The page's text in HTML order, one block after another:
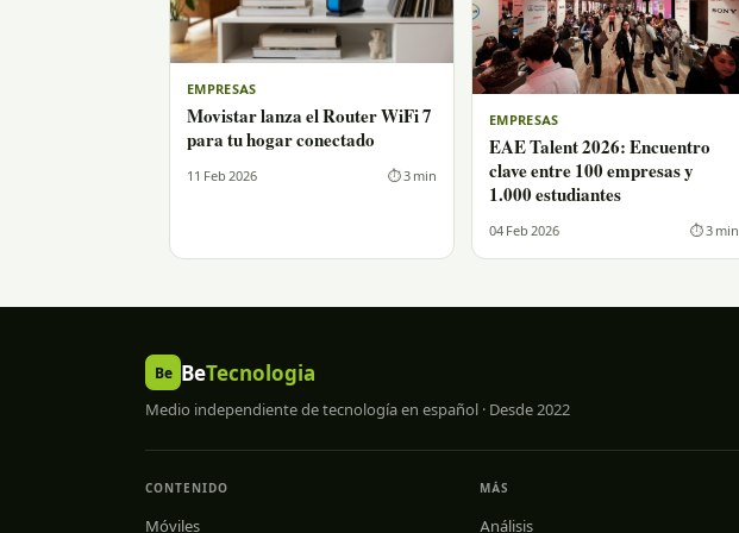
EMPRESAS
Movistar lanza el Router WiFi 7
para tu hogar conectado
11 Feb 2026 ⏱ 3 min
EMPRESAS
EAE Talent 2026: Encuentro
clave entre 100 empresas y
1.000 estudiantes
04 Feb 2026 ⏱ 3 min
Be BeTecnologia
Medio independiente de tecnología en español · Desde 2022
CONTENIDO
Móviles
MÁS
Análisis